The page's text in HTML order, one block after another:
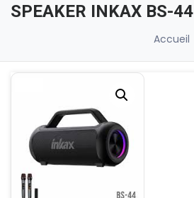
Voir Le Panier
SPEAKER INKAX BS-44
Accueil